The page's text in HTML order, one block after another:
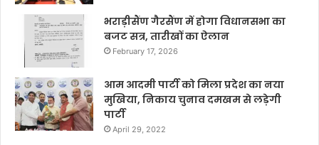
भराड़ीसैंण गैरसैंण में होगा विधानसभा का
बजट सत्र, तारीखों का ऐलान
February 17, 2026
आम आदमी पार्टी को मिला प्रदेश का नया
मुखिया, निकाय चुनाव दमखम से लड़ेगी
पार्टी
April 29, 2022